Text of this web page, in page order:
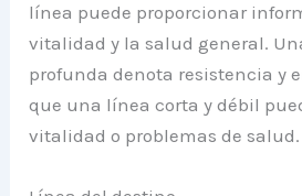
línea puede proporcionar
vitalidad y la salud general.
profunda denota resistencia y
que una línea corta y débil
vitalidad o problemas de salud.